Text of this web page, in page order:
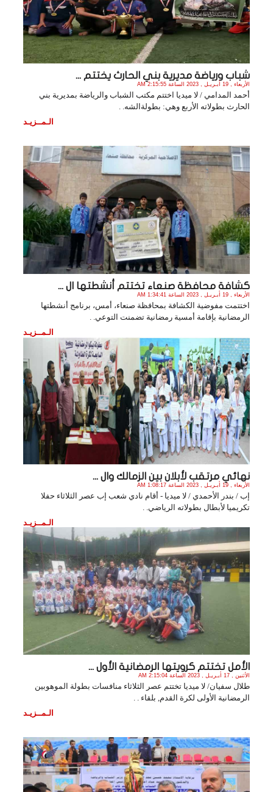
شباب ورياضة مديرية بني الحارث يختتم ...
الأربعاء , 19 أبـريـل , 2023 الساعة 2:15:55 AM
أحمد المدامي / لا ميديا اختتم مكتب الشباب والرياضة بمديرية بني
الحارث بطولاته الأربع وهي: بطولةالشه. .
الـمــزيـد
كشافة محافظة صنعاء تختتم أنشطتها ال ...
الأربعاء , 19 أبـريـل , 2023 الساعة 1:34:41 AM
اختتمت مفوضية الكشافة بمحافظة صنعاء، أمس، برنامج أنشطتها
الرمضانية بإقامة أمسية رمضانية تضمنت التوعي. .
الـمــزيـد
نهائي مرتقب لأبلان بين الزمالك وال ...
الأربعاء , 19 أبـريـل , 2023 الساعة 1:08:17 AM
إب / بندر الأحمدي / لا ميديا - أقام نادي شعب إب عصر الثلاثاء حفلا
تكريميا لأبطال بطولاته الرياضي. .
الـمــزيـد
الأمل تختتم كرويتها الرمضانية الأول ...
الأثنين , 17 أبـريـل , 2023 الساعة 2:15:04 AM
طلال سفيان/ لا ميديا تختتم عصر الثلاثاء منافسات بطولة الموهوبين
الرمضانية الأولى لكرة القدم, بلقاء . .
الـمــزيـد